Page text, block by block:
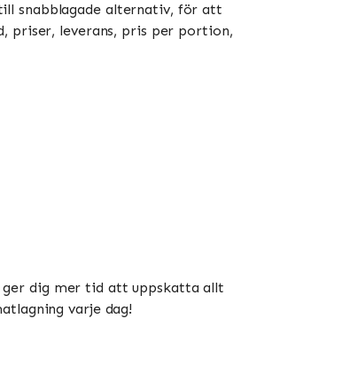
snabblagade alternativ, för att
priser, leverans, pris per portion,
dig mer tid att uppskatta allt
varje dag!